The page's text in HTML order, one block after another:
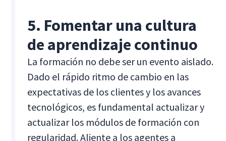
5. Fomentar una cultura
de aprendizaje continuo
La formación no debe ser un evento aislado.
Dado el rápido ritmo de cambio en las
expectativas de los clientes y los avances
tecnológicos, es fundamental actualizar y
actualizar los módulos de formación con
regularidad. Aliente a los agentes a